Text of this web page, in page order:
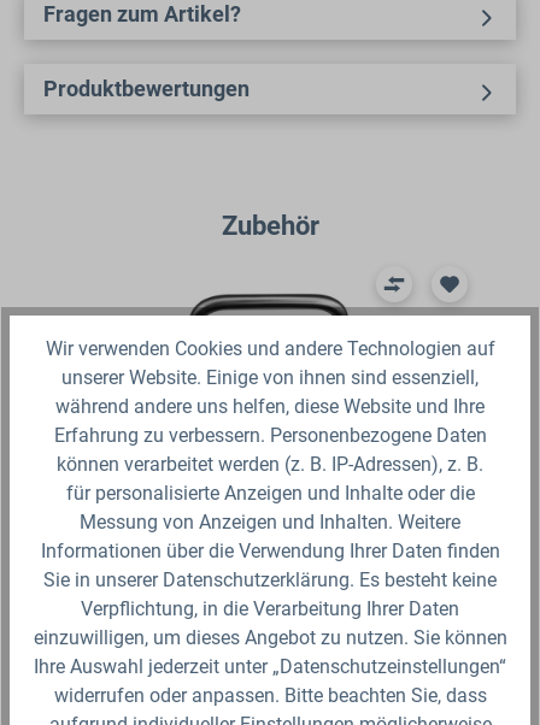
Fragen zum Artikel?
Produktbewertungen
Produktgalerie überspringen
Zubehör
IBC Hahnschlüssel für SOTRALENTZ
Zylinderhahn DN50
Der IBC Hahnschlüssel für SOTRALENTZ
Zylinderhahn DN50, passend für Eingangsgewinde
S60x6 Die Hahnschlüssel sind ideal zum bequemen
Ab- und Anschrauben der Armatur.&nbsp;So…
Wir verwenden Cookies und andere Technologien auf
unserer Website. Einige von ihnen sind essenziell,
während andere uns helfen, diese Website und Ihre
Erfahrung zu verbessern. Personenbezogene Daten
können verarbeitet werden (z. B. IP-Adressen), z. B.
für personalisierte Anzeigen und Inhalte oder die
Messung von Anzeigen und Inhalten. Weitere
Informationen über die Verwendung Ihrer Daten finden
Sie in unserer Datenschutzerklärung. Es besteht keine
Verpflichtung, in die Verarbeitung Ihrer Daten
einzuwilligen, um dieses Angebot zu nutzen. Sie können
Ihre Auswahl jederzeit unter „Datenschutzeinstellungen“
widerrufen oder anpassen. Bitte beachten Sie, dass